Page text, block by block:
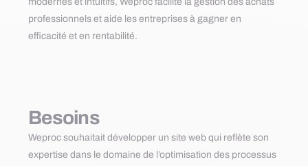
professionnels et aide les entreprises à gagner en
efficacité et en rentabilité.
Besoins
Weproc souhaitait développer un site web qui reflète son
expertise dans le domaine de l’optimisation des processus